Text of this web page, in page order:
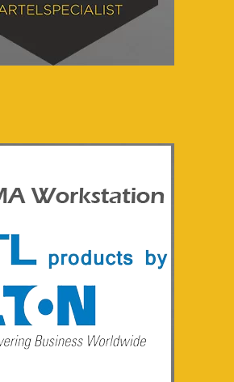
Voir plus...